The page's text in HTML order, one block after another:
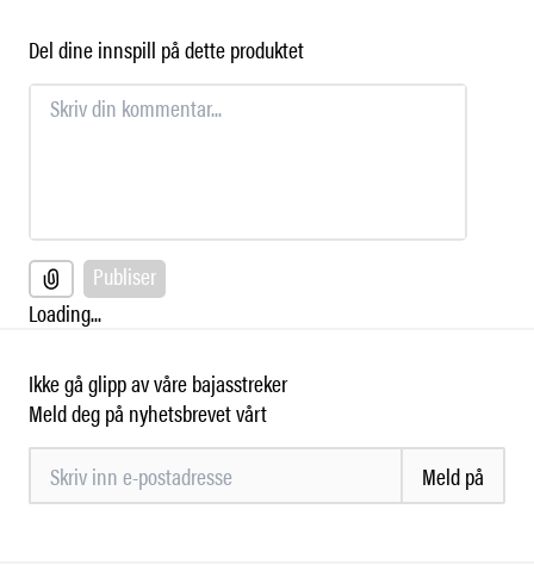
Del dine innspill på dette produktet
Publiser
Loading...
Ikke gå glipp av våre bajasstreker
Meld deg på nyhetsbrevet vårt
Meld på